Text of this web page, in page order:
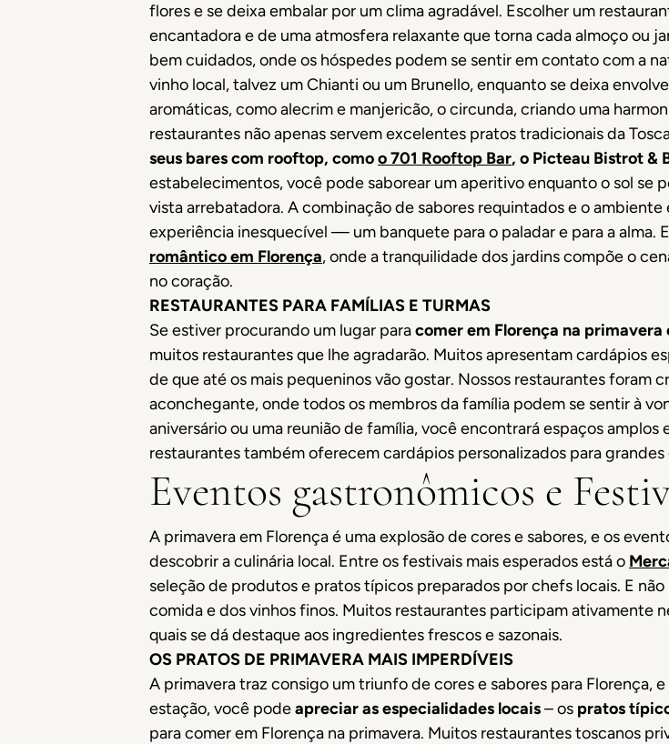
flores e se deixa embalar por um clima agradável. Escolher um
encantadora e de uma atmosfera relaxante que torna cada almoço ou
bem cuidados, onde os hóspedes podem se sentir em contato com a
vinho local, talvez um Chianti ou um Brunello, enquanto se deixa
aromáticas, como alecrim e manjericão, o circunda, criando uma
restaurantes não apenas servem excelentes pratos tradicionais da
seus bares com rooftop, comoo 701 Rooftop Bar, o Picteau Bistrot &
estabelecimentos, você pode saborear um aperitivo enquanto o sol se
vista arrebatadora. A combinação de sabores requintados e o
experiência inesquecível — um banquete para o paladar e para a alma.
romântico em Florença, onde a tranquilidade dos jardins compõe o
no coração.
RESTAURANTES PARA FAMÍLIAS E TURMAS
Se estiver procurando um lugar paracomer em Florença na
muitos restaurantes que lhe agradarão. Muitos apresentam cardápios
de que até os mais pequeninos vão gostar. Nossos restaurantes foram
aconchegante, onde todos os membros da família podem se sentir à
aniversário ou uma reunião de família, você encontrará espaços
restaurantes também oferecem cardápios personalizados para
Eventos gastronômicos e
A primavera em Florença é uma explosão de cores e sabores, e os
descobrir a culinária local. Entre os festivais mais esperados está o
seleção de produtos e pratos típicos preparados por chefs locais. E
comida e dos vinhos finos. Muitos restaurantes participam ativamente
quais se dá destaque aos ingredientes frescos e sazonais.
OS PRATOS DE PRIMAVERA MAIS IMPERDÍVEIS
A primavera traz consigo um triunfo de cores e sabores para Florença,
estação, você podeapreciar as especialidades locais– os pratos
para comer em Florença na primavera. Muitos restaurantes toscanos